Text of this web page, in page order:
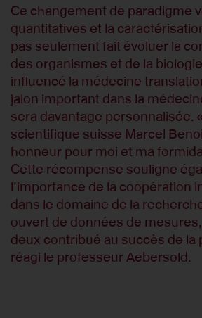
Ce changement de paradigme
quantitatives et la
pas seulement fait évoluer la
des organismes et de la
influencé la médecine
jalon important dans la
sera davantage personnalisée.
scientifique suisse Marcel
honneur pour moi et ma
Cette récompense souligne
l’importance de la coopération
dans le domaine de la
ouvert de données de
deux contribué au succès de la
réagi le professeur Aebersold.